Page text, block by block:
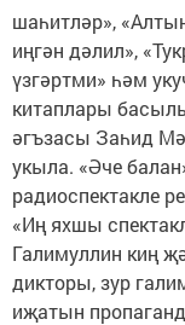
шаһитләр»,
иңгән дәлил»,
үзгәртми» һәм
китаплары
әгъзасы Заһид
укыла. «Әче
радио­спектакле
«Иң яхшы
Галимуллин киң
дикторы, зур
иҗатын